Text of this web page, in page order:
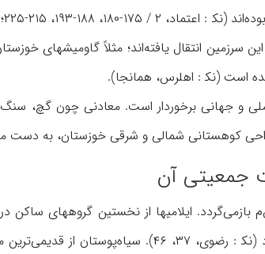
سرزمین انتقال یافته‌اند؛ مثلاً گاومیشهای
ملی و جهانی برخوردار است. معادنی چون
شمالی و شرقی خوزستان، به دست می‌آیند (امام، ۱۳،
جمعیتی آن
سکونت گروههای انسانی در خوزستان، دست‌کم به هزارۀ ۵ ق‌م باز‌می‌گردد. ایلامیها
آنان در این سرزمین به مرکزیت شوش، به اواسط هزارۀ ۴ ق‌م